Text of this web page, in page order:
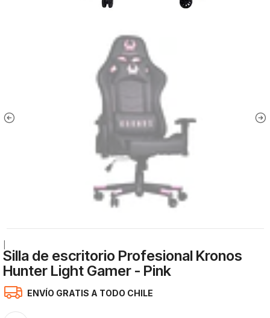
Silla de escritorio Profesional Kronos
Hunter Light Gamer - Pink
ENVÍO GRATIS A TODO CHILE